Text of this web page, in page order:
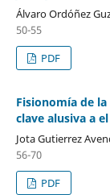
Álvaro Ordóñez
50-55
PDF
Fisionomía de
clave alusiva a
Jota Gutierrez
56-70
PDF